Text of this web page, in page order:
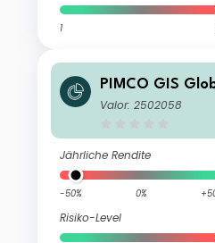
1
PIMCO GIS
s EUR (Hedged)
Valor: 2502058
Jährliche Rendite
-50% 0%
Risiko-Level